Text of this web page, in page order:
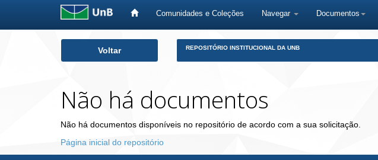
Comunidades e Coleções Navegar Documentos
Voltar REPOSITÓRIO INSTITUCIONAL DA UNB
Não há documentos
Não há documentos disponíveis no repositório de acordo com a sua solicitação.
Página inicial do repositório